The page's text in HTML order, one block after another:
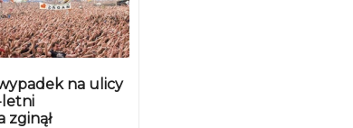
na ulicy
letni
zginął